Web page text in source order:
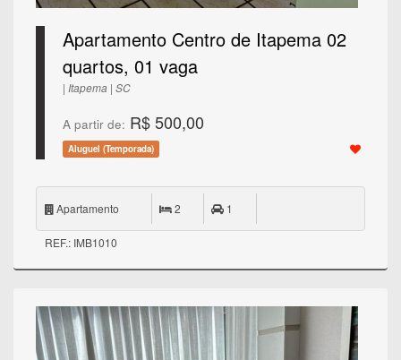
Apartamento Centro de Itapema 02
quartos, 01 vaga
| Itapema | SC
A partir de: R$ 500,00
Aluguel (Temporada)
Apartamento 2 1
REF.: IMB1010